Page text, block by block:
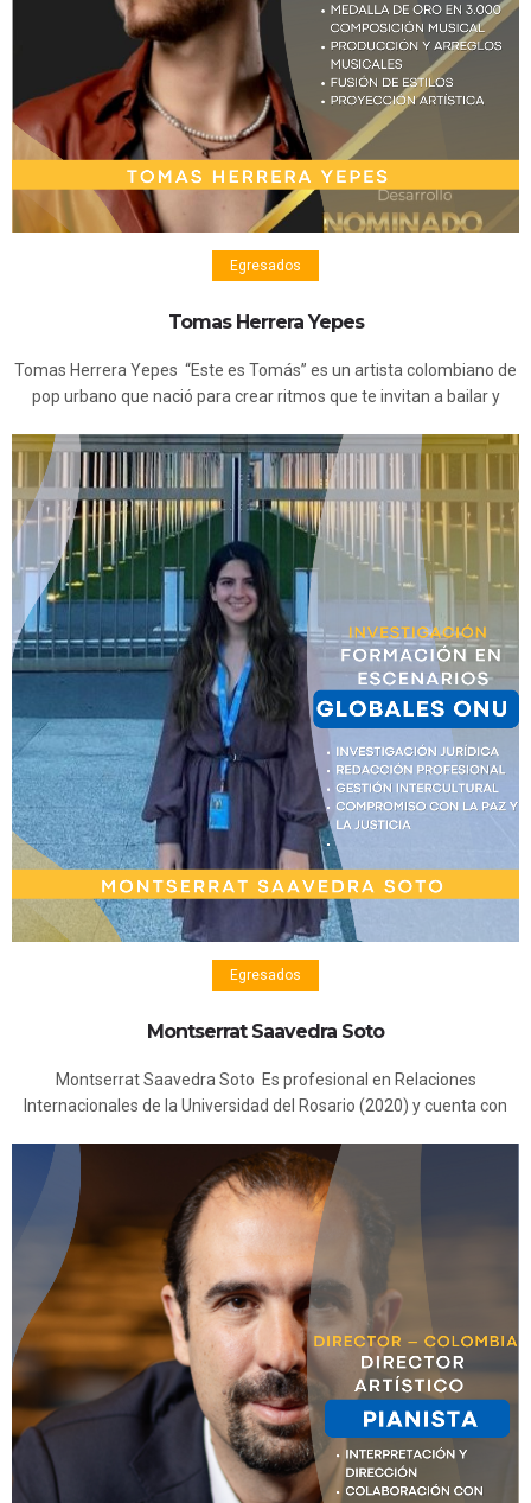
Egresados
Tomas Herrera Yepes
Tomas Herrera Yepes “Este es Tomás” es un artista colombiano de
pop urbano que nació para crear ritmos que te invitan a bailar y
Egresados
Montserrat Saavedra Soto
Montserrat Saavedra Soto Es profesional en Relaciones
Internacionales de la Universidad del Rosario (2020) y cuenta con
Edimburgo (2021). Su